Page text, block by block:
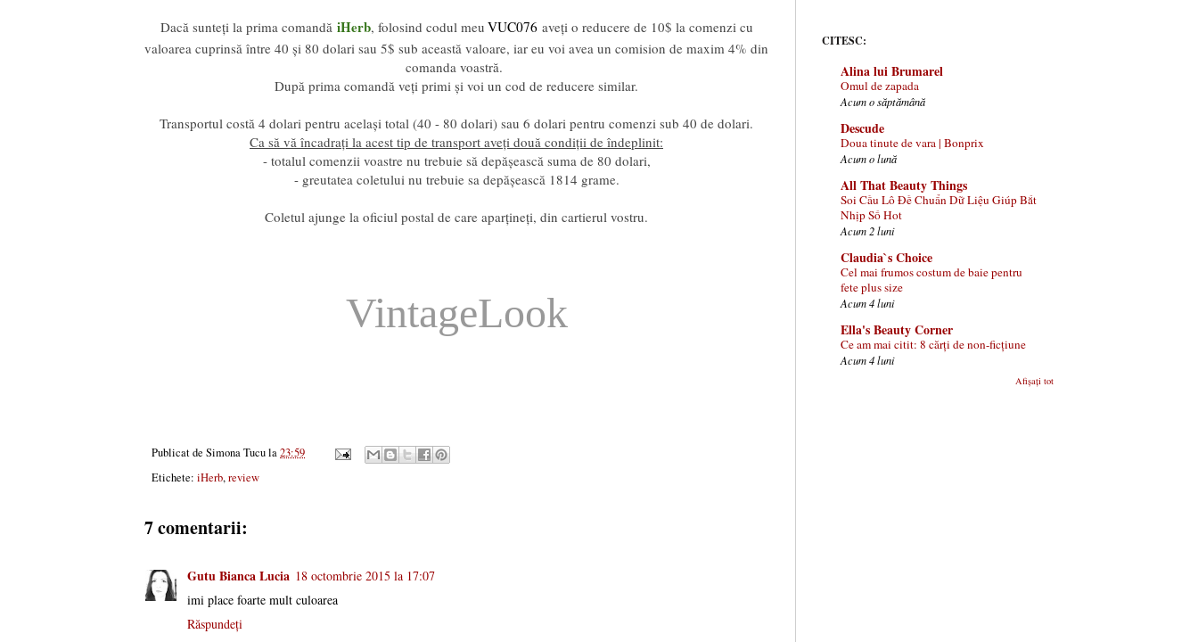
Dacă sunteți la prima comandă iHerb, folosind codul meu VUC076aveți o reducere de 10$ la comenzi cu
valoarea cuprinsă între 40 și 80 dolari sau 5$ sub această valoare, iar eu voi avea un comision de maxim 4% din
comanda voastră.
După prima comandă veți primi și voi un cod de reducere similar.
Transportul costă 4 dolari pentru același total (40 - 80 dolari) sau 6 dolari pentru comenzi sub 40 de dolari.
Ca să vă încadrați la acest tip de transport aveți două condiții de îndeplinit:
- totalul comenzii voastre nu trebuie să depășească suma de 80 dolari,
- greutatea coletului nu trebuie sa depășească 1814 grame.
Coletul ajunge la oficiul postal de care aparțineți, din cartierul vostru.
VintageLook
Publicat de Simona Tucula23:59
Etichete: iHerb,review
7 comentarii:
Gutu Bianca Lucia 18 octombrie 2015 la 17:07
imi place foarte mult culoarea
Răspundeți
CITESC:
Alina lui Brumarel
Omul de zapada
Acum o săptămână
Descude
Doua tinute de vara | Bonprix
Acum o lună
All That Beauty Things
Soi Cầu Lô Đề Chuẩn Dữ Liệu Giúp Bắt
Nhịp Số Hot
Acum 2 luni
Claudia`s Choice
Cel mai frumos costum de baie pentru
fete plus size
Acum 4 luni
Ella's Beauty Corner
Ce am mai citit: 8 cărți de non-ficțiune
Acum 4 luni
Afișați tot